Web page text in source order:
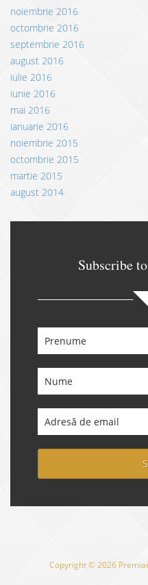
noiembrie 2016
octombrie 2016
septembrie 2016
august 2016
iulie 2016
iunie 2016
mai 2016
ianuarie 2016
noiembrie 2015
octombrie 2015
martie 2015
august 2014
Subscribe
Copyright © 2026